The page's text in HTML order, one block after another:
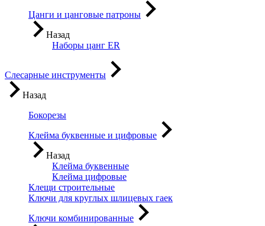
Цанги и цанговые патроны
Назад
Наборы цанг ER
Слесарные инструменты
Назад
Бокорезы
Клейма буквенные и цифровые
Назад
Клейма буквенные
Клейма цифровые
Клещи строительные
Ключи для круглых шлицевых гаек
Ключи комбинированные